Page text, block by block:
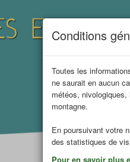
Conditions
Toutes les
ne saurait en aucun
météos,
montagne.
En poursuivant votre
des statistiques de
Pour en savoir plus
ECRINS
Destination refuges